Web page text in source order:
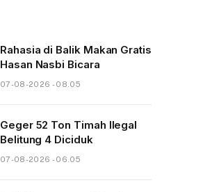
Rahasia di Balik Makan Gratis
Hasan Nasbi Bicara
07-08-2026 - 08.05
Geger 52 Ton Timah Ilegal
Belitung 4 Diciduk
07-08-2026 - 06.05